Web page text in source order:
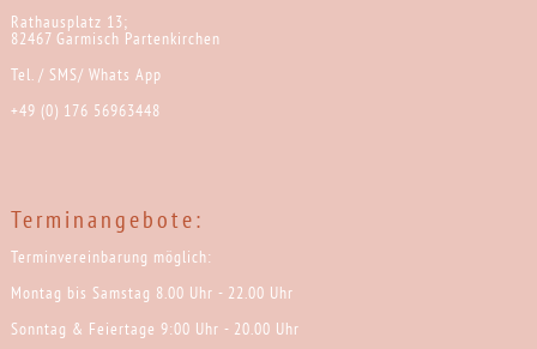
Rathausplatz 13;
82467 Garmisch Partenkirchen
Tel. / SMS/ Whats App
+49 (0) 176 56963448
Terminangebote:
Terminvereinbarung möglich:
Montag bis Samstag 8.00 Uhr - 22.00 Uhr
Sonntag & Feiertage 9:00 Uhr - 20.00 Uhr